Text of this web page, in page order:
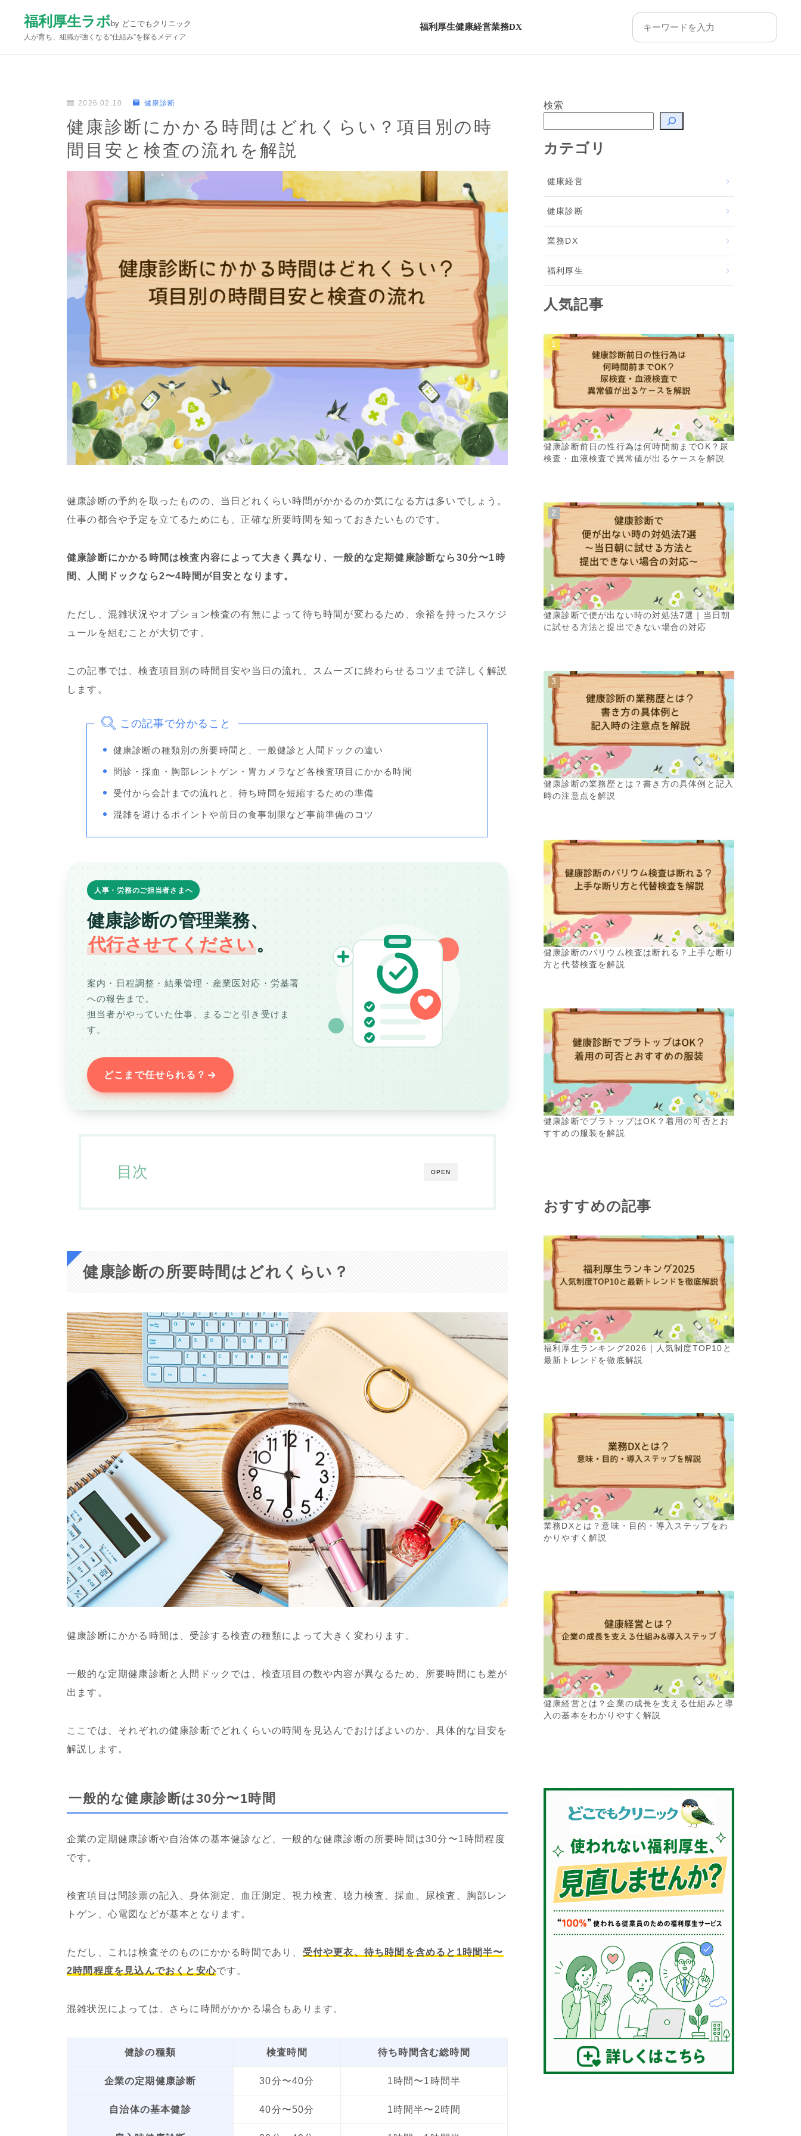
福利厚生ラボ by どこでもクリニック
人が育ち、組織が強くなる“仕組み”を探るメディア
福利厚生健康経営業務DX
2026.02.10 健康診断
健康診断にかかる時間はどれくらい？項目別の時
間目安と検査の流れを解説
健康診断の予約を取ったものの、当日どれくらい時間がかかるのか気になる方は多いでしょう。
仕事の都合や予定を立てるためにも、正確な所要時間を知っておきたいものです。
健康診断にかかる時間は検査内容によって大きく異なり、一般的な定期健康診断なら30分〜1時
間、人間ドックなら2〜4時間が目安となります。
ただし、混雑状況やオプション検査の有無によって待ち時間が変わるため、余裕を持ったスケジ
ュールを組むことが大切です。
この記事では、検査項目別の時間目安や当日の流れ、スムーズに終わらせるコツまで詳しく解説
します。
この記事で分かること
健康診断の種類別の所要時間と、一般健診と人間ドックの違い
問診・採血・胸部レントゲン・胃カメラなど各検査項目にかかる時間
受付から会計までの流れと、待ち時間を短縮するための準備
混雑を避けるポイントや前日の食事制限など事前準備のコツ
人事・労務のご担当者さまへ
健康診断の管理業務、
代行させてください。
案内・日程調整・結果管理・産業医対応・労基署
への報告まで。
担当者がやっていた仕事、まるごと引き受けま
す。
どこまで任せられる？
OPEN
目次
健康診断の所要時間はどれくらい？
健康診断にかかる時間は、受診する検査の種類によって大きく変わります。
一般的な定期健康診断と人間ドックでは、検査項目の数や内容が異なるため、所要時間にも差が
出ます。
ここでは、それぞれの健康診断でどれくらいの時間を見込んでおけばよいのか、具体的な目安を
解説します。
一般的な健康診断は30分〜1時間
企業の定期健康診断や自治体の基本健診など、一般的な健康診断の所要時間は30分〜1時間程度
です。
検査項目は問診票の記入、身体測定、血圧測定、視力検査、聴力検査、採血、尿検査、胸部レン
トゲン、心電図などが基本となります。
ただし、これは検査そのものにかかる時間であり、 受付や更衣、待ち時間を含めると1時間半〜
2時間程度を見込んでおくと安心です。
混雑状況によっては、さらに時間がかかる場合もあります。
健診の種類 検査時間 待ち時間含む総時間
企業の定期健康診断 30分〜40分 1時間〜1時間半
自治体の基本健診 40分〜50分 1時間半〜2時間
検索
カテゴリ
健康経営
健康診断
業務DX
福利厚生
人気記事
健康診断前日の性行為は何時間前までOK？尿
検査・血液検査で異常値が出るケースを解説
健康診断で便が出ない時の対処法7選｜当日朝
に試せる方法と提出できない場合の対応
健康診断の業務歴とは？書き方の具体例と記入
時の注意点を解説
健康診断のバリウム検査は断れる？上手な断り
方と代替検査を解説
健康診断でブラトップはOK？着用の可否とお
すすめの服装を解説
おすすめの記事
福利厚生ランキング2026｜人気制度TOP10と
最新トレンドを徹底解説
業務DXとは？意味・目的・導入ステップをわ
かりやすく解説
健康経営とは？企業の成長を支える仕組みと導
入の基本をわかりやすく解説